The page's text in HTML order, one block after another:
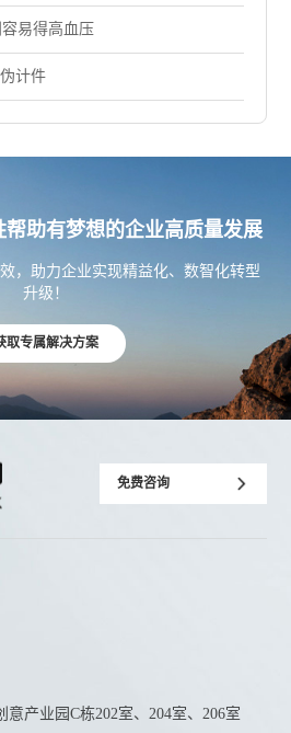
易得高血压
计件
助有梦想的企业高质量发展
，助力企业实现精益化、数智化转型
升级！
取专属解决方案
免费咨询
产业园C栋202室、204室、206室